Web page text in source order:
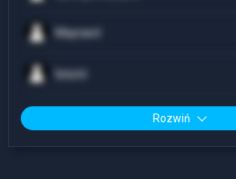
Maynard
lysyzz
Rozwiń